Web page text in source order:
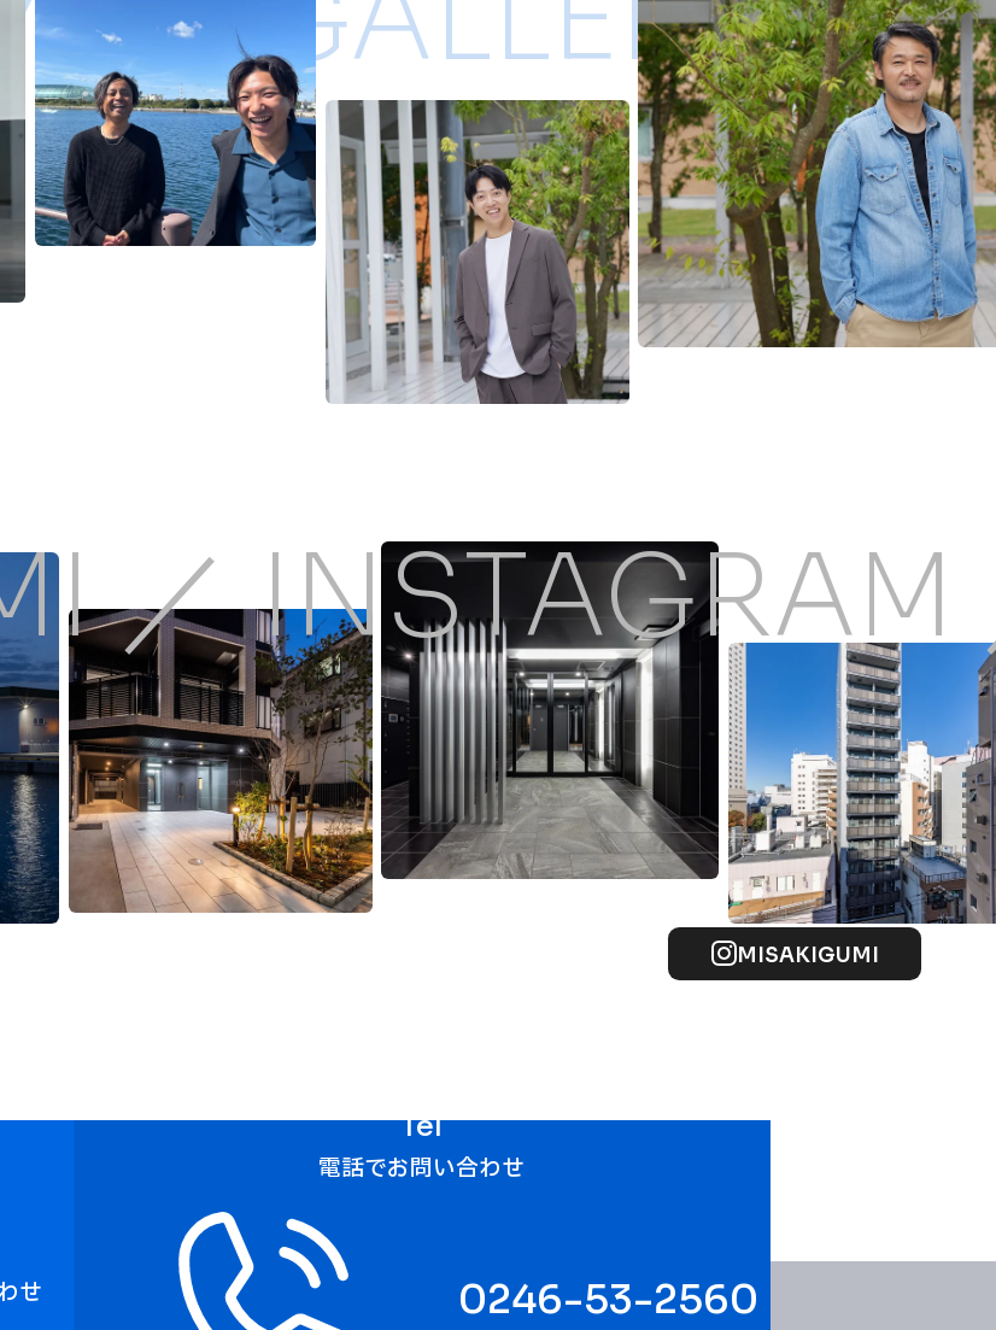
／
MISAKIGUMI
せ
Tel
電話でお問い合わせ
0246-53-2560